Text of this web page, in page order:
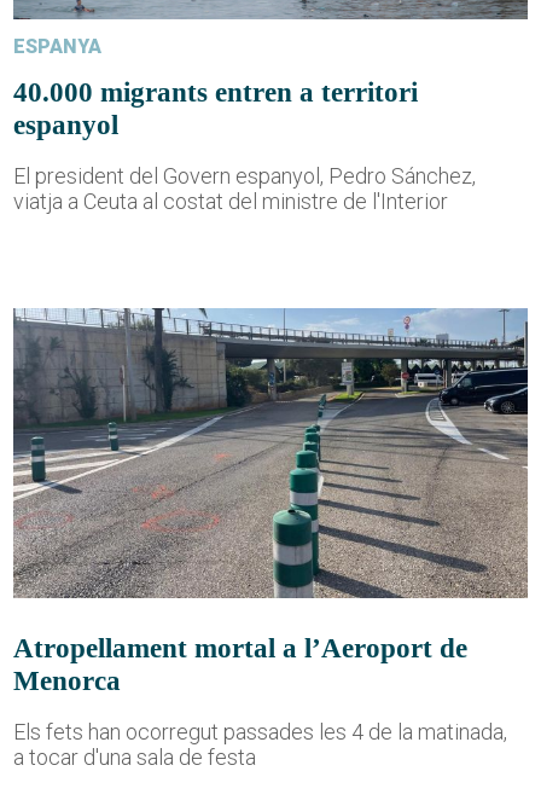
ESPANYA
40.000 migrants entren a territori
espanyol
El president del Govern espanyol, Pedro Sánchez,
viatja a Ceuta al costat del ministre de l'Interior
Atropellament mortal a l’Aeroport de
Menorca
Els fets han ocorregut passades les 4 de la matinada,
a tocar d'una sala de festa